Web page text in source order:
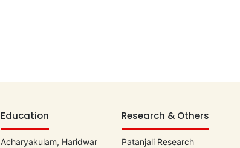
Education
Acharyakulam, Haridwar
Research & Others
Patanjali Research